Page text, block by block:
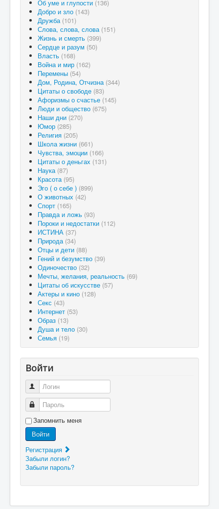
Об уме и глупости (136)
Добро и зло (143)
Дружба (101)
Слова, слова, слова (151)
Жизнь и смерть (399)
Сердце и разум (50)
Власть (168)
Война и мир (162)
Перемены (54)
Дом, Родина, Отчизна (344)
Цитаты о свободе (83)
Афоризмы о счастье (145)
Люди и общество (675)
Наши дни (270)
Юмор (285)
Религия (205)
Школа жизни (661)
Чувства, эмоции (166)
Цитаты о деньгах (131)
Наука (87)
Красота (95)
Эго ( о себе ) (899)
О животных (42)
Спорт (165)
Правда и ложь (93)
Пороки и недостатки (112)
ИСТИНА (37)
Природа (34)
Отцы и дети (88)
Гений и безумство (39)
Одиночество (32)
Мечты, желания, реальность (69)
Цитаты об искусстве (57)
Актеры и кино (128)
Секс (43)
Интернет (53)
Образ (13)
Душа и тело (30)
Семья (19)
Войти
Логин
Пароль
Запомнить меня
Войти
Регистрация
Забыли логин?
Забыли пароль?